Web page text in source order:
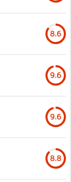
8.6
9.6
9.6
8.8